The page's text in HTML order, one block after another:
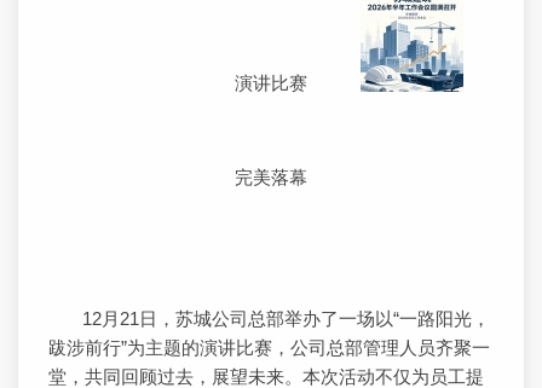
演讲比赛
完美落幕
12月21日，苏城公司总部举办了一场以“一路阳光，
跋涉前行”为主题的演讲比赛，公司总部管理人员齐聚一
堂，共同回顾过去，展望未来。本次活动不仅为员工提